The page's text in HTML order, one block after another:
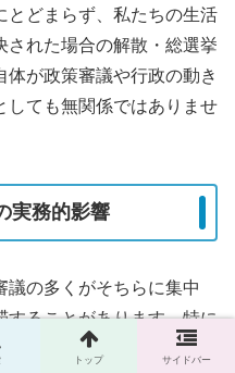
とどまらず、私たちの生活
された場合の解散・総選挙
が政策審議や行政の動き
しても無関係ではありませ
実務的影響
議の多くがそちらに集中
することがあります。特に
が出れば、自治体の施策や
トップ サイドバー